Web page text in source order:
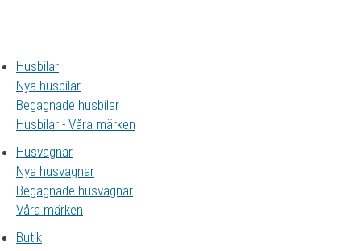
Husbilar
Nya husbilar
Begagnade husbilar
Husbilar - Våra märken
Husvagnar
Nya husvagnar
Begagnade husvagnar
Våra märken
Butik